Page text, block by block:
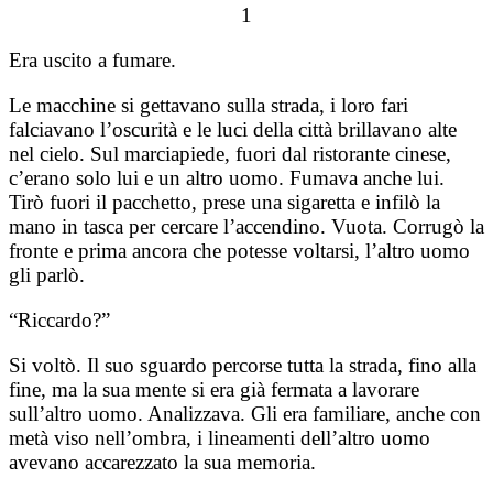
1
Era uscito a fumare.
Le macchine si gettavano sulla strada, i loro fari
falciavano l’oscurità e le luci della città brillavano alte
nel cielo. Sul marciapiede, fuori dal ristorante cinese,
c’erano solo lui e un altro uomo. Fumava anche lui.
Tirò fuori il pacchetto, prese una sigaretta e infilò la
mano in tasca per cercare l’accendino. Vuota. Corrugò la
fronte e prima ancora che potesse voltarsi, l’altro uomo
gli parlò.
“Riccardo?”
Si voltò. Il suo sguardo percorse tutta la strada, fino alla
fine, ma la sua mente si era già fermata a lavorare
sull’altro uomo. Analizzava. Gli era familiare, anche con
metà viso nell’ombra, i lineamenti dell’altro uomo
avevano accarezzato la sua memoria.